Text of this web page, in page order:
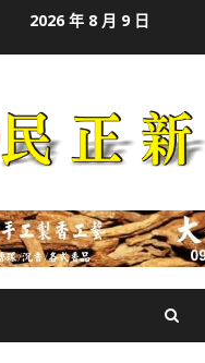
2026 年 8 月 9 日